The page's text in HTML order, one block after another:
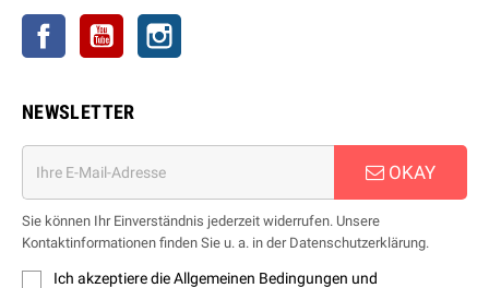
Facebook YouTube
NEWSLETTER
OKAY
Sie können Ihr Einverständnis jederzeit widerrufen. Unsere
Kontaktinformationen finden Sie u. a. in der Datenschutzerklärung.
Ich akzeptiere die Allgemeinen Bedingungen und